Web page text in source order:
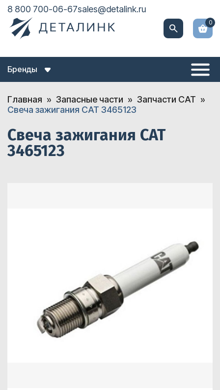
8 800 700-06-67sales@detalink.ru
0
Бренды
Главная Запасные части
Запчасти CAT
Свеча зажигания CAT 3465123
Свеча зажигания CAT
3465123